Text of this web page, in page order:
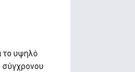
το υψηλό
σύγχρονου